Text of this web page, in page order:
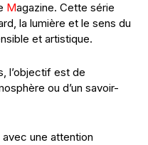
Magazine. Cette série
la lumière et le sens du
et artistique.
l’objectif est de
ou d’un savoir-
avec une attention